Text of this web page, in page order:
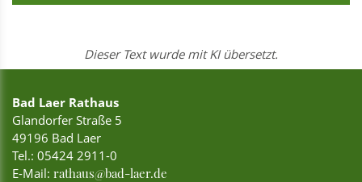
Dieser Text wurde mit KI übersetzt.
Bad Laer Rathaus
Glandorfer Straße 5
49196 Bad Laer
Tel.: 05424 2911-0
E-Mail: rathaus@bad-laer.de